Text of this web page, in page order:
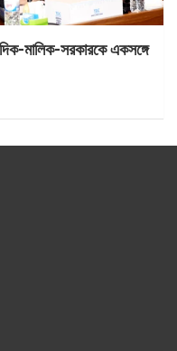
মালিক-সরকারকে একসঙ্গে